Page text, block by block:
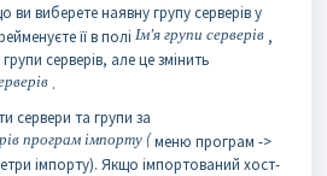
ви виберете наявну групу серверів у
її в полі Ім'я групи серверів ,
серверів, але це змінить
.
сервери та групи за
програм імпорту (меню програм ->
імпорту). Якщо імпортований хост-